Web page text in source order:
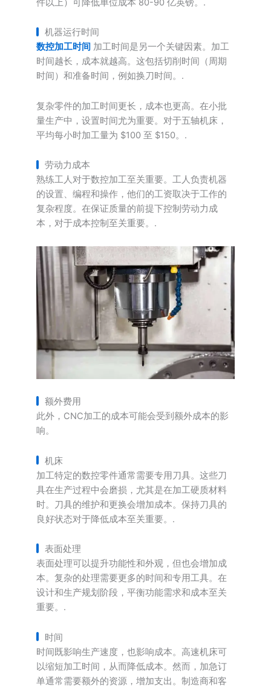
件以上）可降低单位成本 80-90 亿英镑。.
机器运行时间
数控加工时间 加工时间是另一个关键因素。加工
时间越长，成本就越高。这包括切削时间（周期
时间）和准备时间，例如换刀时间。.
复杂零件的加工时间更长，成本也更高。在小批
量生产中，设置时间尤为重要。对于五轴机床，
平均每小时加工量为 $100 至 $150。.
劳动力成本
熟练工人对于数控加工至关重要。工人负责机器
的设置、编程和操作，他们的工资取决于工作的
复杂程度。在保证质量的前提下控制劳动力成
本，对于成本控制至关重要。.
额外费用
此外，CNC加工的成本可能会受到额外成本的影
响。
机床
加工特定的数控零件通常需要专用刀具。这些刀
具在生产过程中会磨损，尤其是在加工硬质材料
时。刀具的维护和更换会增加成本。保持刀具的
良好状态对于降低成本至关重要。.
表面处理
表面处理可以提升功能性和外观，但也会增加成
本。复杂的处理需要更多的时间和专用工具。在
设计和生产规划阶段，平衡功能需求和成本至关
重要。.
时间
时间既影响生产速度，也影响成本。高速机床可
以缩短加工时间，从而降低成本。然而，加急订
单通常需要额外的资源，增加支出。制造商和客